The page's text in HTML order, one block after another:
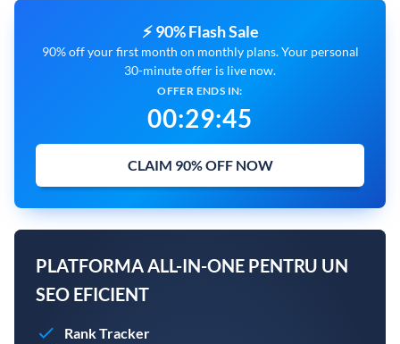
⚡ 90% Flash Sale
90% off your first month on monthly plans. Your personal
30-minute offer is live now.
OFFER ENDS IN:
00:29:44
CLAIM 90% OFF NOW
PLATFORMA ALL-IN-ONE PENTRU UN
SEO EFICIENT
Rank Tracker